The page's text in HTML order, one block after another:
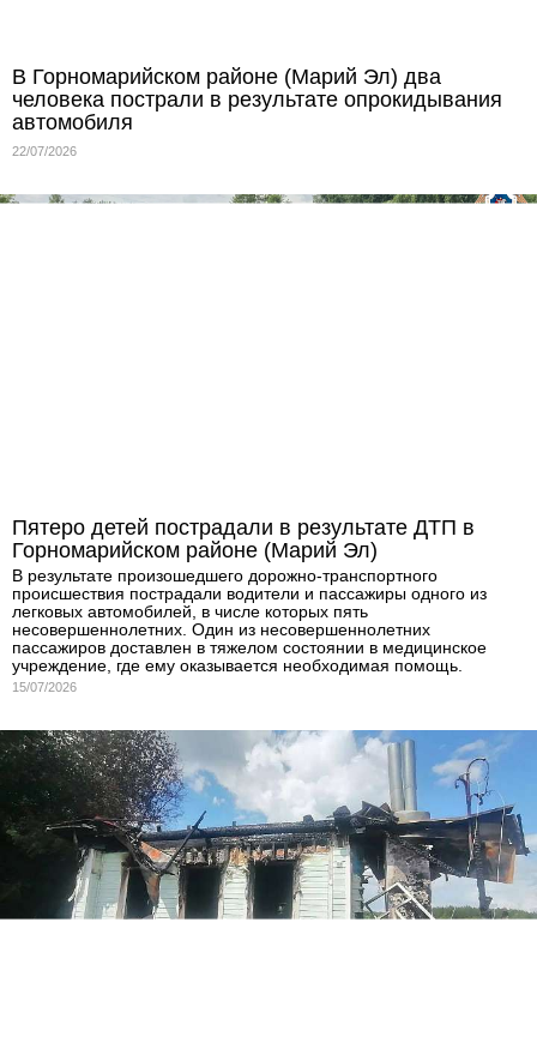
В Горномарийском районе (Марий Эл) два
человека пострали в результате опрокидывания
автомобиля
22/07/2026
Пятеро детей пострадали в результате ДТП в
Горномарийском районе (Марий Эл)
В результате произошедшего дорожно-транспортного
происшествия пострадали водители и пассажиры одного из
легковых автомобилей, в числе которых пять
несовершеннолетних. Один из несовершеннолетних
пассажиров доставлен в тяжелом состоянии в медицинское
учреждение, где ему оказывается необходимая помощь.
15/07/2026